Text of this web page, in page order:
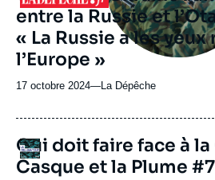
émission
entre la Russie et
« La Russie a les yeux
l’Europe »
17 octobre 2024—Nom
journal,
ou
émission
La Dépêche
Logo
URL
de
Spotify
Qui doit faire face à la
Casque et la Plume